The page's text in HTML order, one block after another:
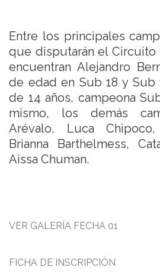
Entre los principales
que disputarán el Circuito
encuentran Alejandro
de edad en Sub 18 y Sub
de 14 años, campeona
mismo, los demás
Arévalo, Luca
Brianna Barthelmess,
Aissa Chuman.
VER GALERÍA FECHA 01
FICHA DE INSCRIPCIÓN